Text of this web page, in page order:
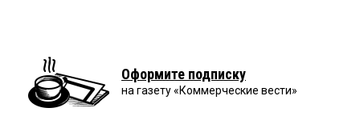
Оформите подписку
на газету «Коммерческие вести»